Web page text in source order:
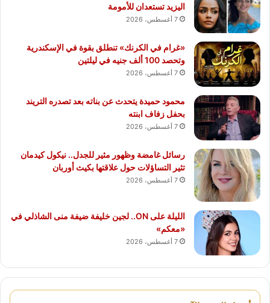
اليزيد تستعدان للأمومة
7 أغسطس، 2026
«غرام في الكرنك» تنطلق بقوة في الإسكندرية
وتحصد 100 ألف جنيه في ليلتين
7 أغسطس، 2026
محمود حميدة يتحدث عن بناته بعد تصدره التريند
بحفل زفاف ابنته
7 أغسطس، 2026
رسائل غامضة وظهور مثير للجدل.. نيكول كيدمان
تثير التساؤلات حول علاقتها بكيث أوربان
7 أغسطس، 2026
الليلة على ON.. لجين خليفة ضيفة منى الشاذلي في
«معكم»
7 أغسطس، 2026